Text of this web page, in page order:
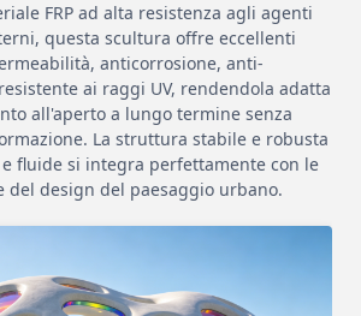
FRP ad alta resistenza agli agenti
questa scultura offre eccellenti
anticorrosione, anti-
ai raggi UV, rendendola adatta
all'aperto a lungo termine senza
La struttura stabile e robusta
fluide si integra perfettamente con le
del design del paesaggio urbano.